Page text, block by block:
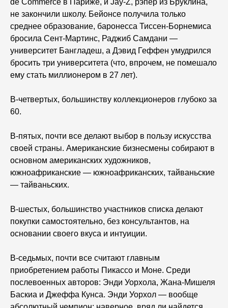
de Commerce в Париже, и Jay-Z, рэпер из Бруклина,
не закончили школу. Бейонсе получила только
среднее образование, баронесса Тиссен-Борнемиса
бросила Сент-Мартинс, Раджиб Самдани —
университет Бангладеш, а Дэвид Геффен умудрился
бросить три университета (что, впрочем, не помешало
ему стать миллионером в 27 лет).
В-четвертых, большинству коллекционеров глубоко за
60.
В-пятых, почти все делают выбор в пользу искусства
своей страны. Американские бизнесмены собирают в
основном американских художников,
южноафриканские — южноафриканских, тайваньские
— тайваньских.
В-шестых, большинство участников списка делают
покупки самостоятельно, без консультантов, на
основании своего вкуса и интуиции.
В-седьмых, почти все считают главным
приобретением работы Пикассо и Моне. Среди
послевоенных авторов: Энди Уорхола, Жана-Мишеля
Баскиа и Джеффа Кунса. Энди Уорхол — вообще